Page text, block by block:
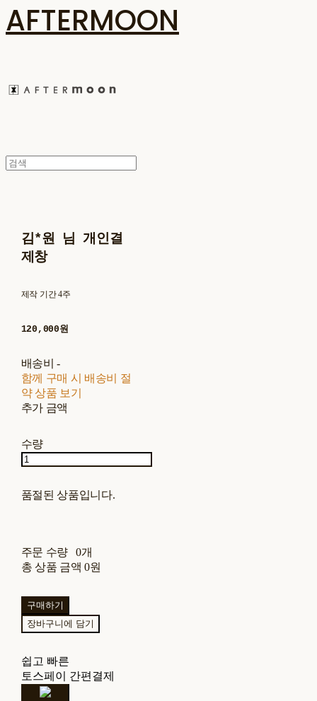
AFTERMOON
김*원 님 개인결
제창
제작 기간 4주
120,000원
배송비-
함께 구매 시 배송비 절
약 상품 보기
추가 금액
수량
품절된 상품입니다.
주문 수량
0개
총 상품 금액 0원
구매하기
장바구니에 담기
쉽고 빠른
토스페이 간편결제